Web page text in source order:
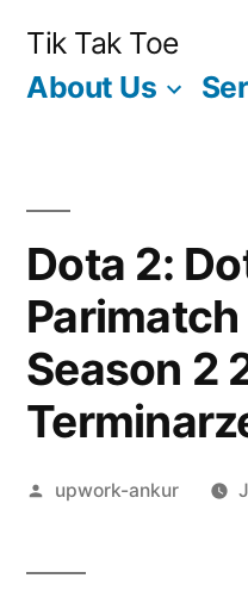
Tik Tak Toe
About Us
Dota 2:
Season 2
Posted
upwork-ankur